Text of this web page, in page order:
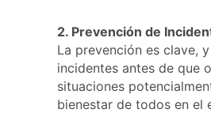
2. Prevención de
La prevención es clave,
incidentes antes de que
situaciones
bienestar de todos en el